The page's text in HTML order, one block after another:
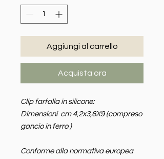
Aggiungi al carrello
Acquista ora
Clip farfalla in silicone:
Dimensioni cm 4,2x3,6X9 (compreso
gancio in ferro )
Conforme alla normativa europea